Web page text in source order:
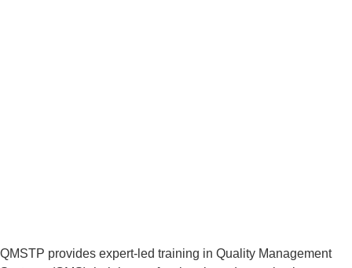
QMSTP provides expert-led training in Quality Management